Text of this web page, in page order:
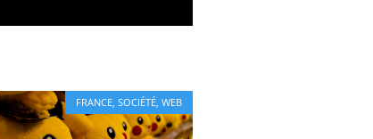
FRANCE,SOCIÉTÉ,WEB